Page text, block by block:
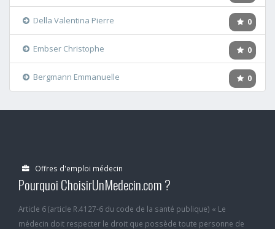
0
Della Valentina Pierre
0
Embser Christophe
0
Bergmann Emmanuelle
Offres d'emploi médecin
Pourquoi ChoisirUnMedecin.com ?
Article 6 (article R.4127-6 du code de la santé publique) « Le
médecin doit respecter le droit que possède toute personne de